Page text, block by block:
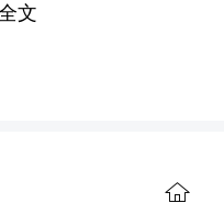
政治引领交易平
文